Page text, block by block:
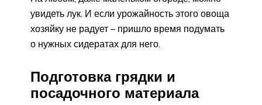
увидеть лук. И если урожайность этого овоща
хозяйку не радует – пришло время подумать
о нужных сидератах для него.
Подготовка грядки и
посадочного материала